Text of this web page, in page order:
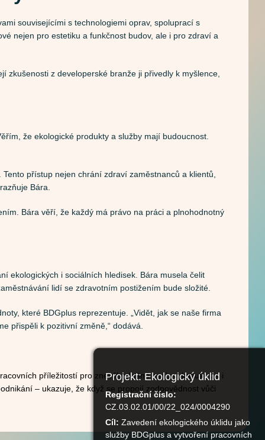
souvisejícími s technologiemi oprav, spoluprací s
nejen pro estetiku a funkčnost budov, ale i pro zdraví a
zkušenosti z developerské branže ji přivedly k myšlence,
že ekologické produkty a služby mají budoucnost.
přístup nejen chrání zdraví zaměstnanců a klientů,
Bára.
Bára věří, že každý má právo na práci a plnohodnotný
ekologických i sociálních hledisek. Bára musela čelit
lidí se zdravotním postižením bude složité.
které BDGplus reprezentuje. „Vidět, jak se naše firma
přispěli k pozitivní změně,“ dodává.
příležitostí pro znevýhodněné osoby ukazuje, že i
– ukazuje, že když se propojí zodpovědnost vůči
Projekt:
Registrační
CZ.03.02.01/
Cíl:Zavedení
služby